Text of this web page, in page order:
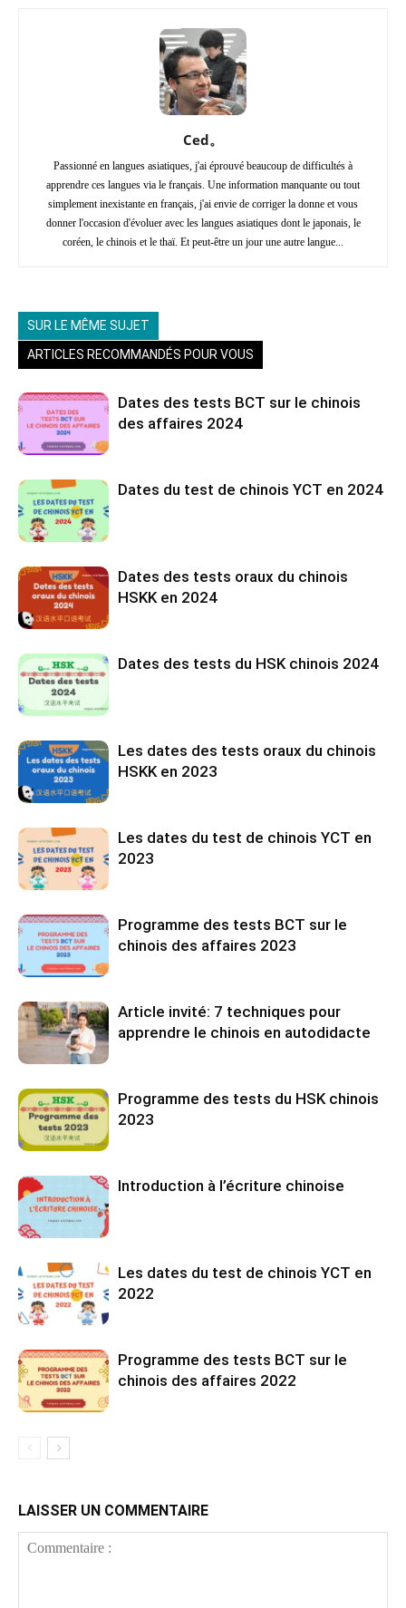
Ced。
Passionné en langues asiatiques, j'ai éprouvé beaucoup de difficultés à
apprendre ces langues via le français. Une information manquante ou tout
simplement inexistante en français, j'ai envie de corriger la donne et vous
donner l'occasion d'évoluer avec les langues asiatiques dont le japonais, le
coréen, le chinois et le thaï. Et peut-être un jour une autre langue...
SUR LE MÊME SUJET
ARTICLES RECOMMANDÉS POUR VOUS
Dates des tests BCT sur le chinois
des affaires 2024
Dates du test de chinois YCT en 2024
Dates des tests oraux du chinois
HSKK en 2024
Dates des tests du HSK chinois 2024
Les dates des tests oraux du chinois
HSKK en 2023
Les dates du test de chinois YCT en
2023
Programme des tests BCT sur le
chinois des affaires 2023
Article invité: 7 techniques pour
apprendre le chinois en autodidacte
Programme des tests du HSK chinois
2023
Introduction à l’écriture chinoise
Les dates du test de chinois YCT en
2022
Programme des tests BCT sur le
chinois des affaires 2022
LAISSER UN COMMENTAIRE